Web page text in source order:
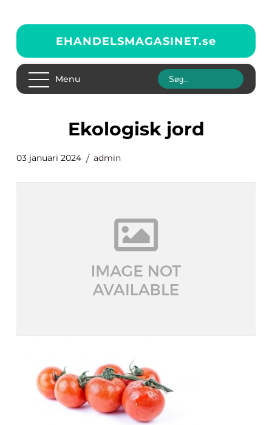
EHANDELSMAGASINET.se
Menu
ekologisk jord
03 januari 2024 admin